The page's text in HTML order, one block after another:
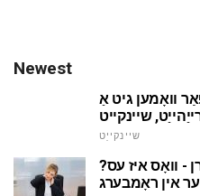
Newest
וואָמען גיט אַ
שיינקייַט
- וואָס איז עס?
אין ראָמבערג